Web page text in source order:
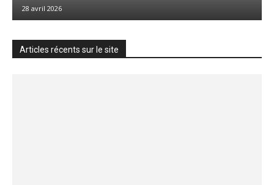
28 avril 2026
Articles récents sur le site